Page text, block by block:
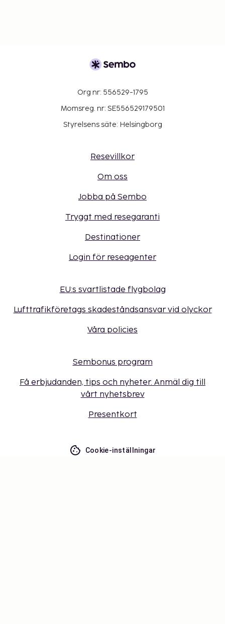
Org nr: 556529-1795
Momsreg. nr: SE556529179501
Styrelsens säte: Helsingborg
Resevillkor
Om oss
Jobba på Sembo
Tryggt med resegaranti
Destinationer
Login för reseagenter
EU:s svartlistade flygbolag
Lufttrafikföretags skadeståndsansvar vid olyckor
Våra policies
Sembonus program
Få erbjudanden, tips och nyheter. Anmäl dig till
vårt nyhetsbrev
Presentkort
Cookie-inställningar